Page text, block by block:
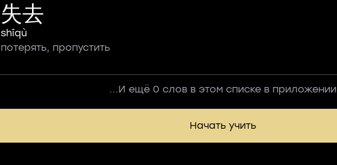
失去
shīqù
потерять, пропустить
...И ещё 0 слов в этом списке в приложении
Начать учить